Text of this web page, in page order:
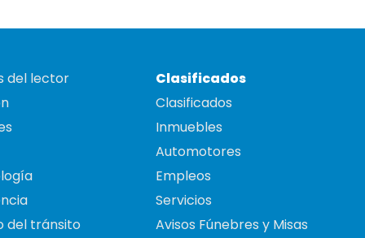
del lector
del tránsito
Clasificados
Clasificados
Inmuebles
Automotores
Empleos
Servicios
Avisos Fúnebres y Misas